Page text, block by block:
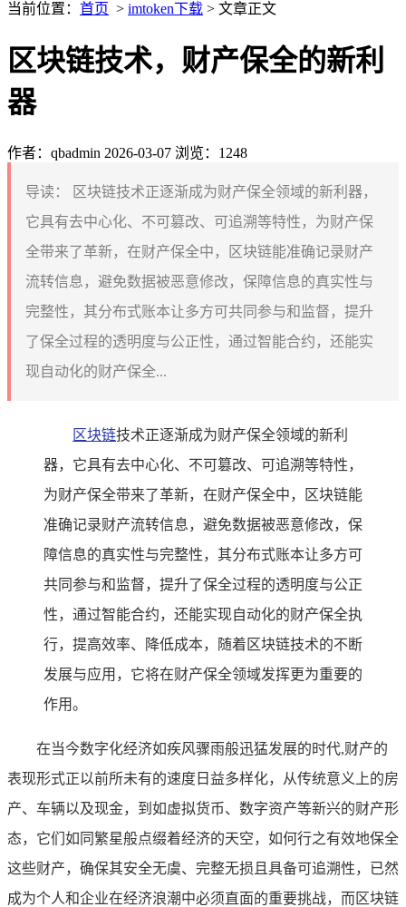
当前位置： 首页 > imtoken下载 > 文章正文
区块链技术，财产保全的新利
器
作者：qbadmin 2026-03-07 浏览：1248
导读：
区块链技术正逐渐成为财产保全领域的新利器，
它具有去中心化、不可篡改、可追溯等特性，为财产保
全带来了革新，在财产保全中，区块链能准确记录财产
流转信息，避免数据被恶意修改，保障信息的真实性与
完整性，其分布式账本让多方可共同参与和监督，提升
了保全过程的透明度与公正性，通过智能合约，还能实
现自动化的财产保全...
区块链技术正逐渐成为财产保全领域的新利
器，它具有去中心化、不可篡改、可追溯等特性，
为财产保全带来了革新，在财产保全中，区块链能
准确记录财产流转信息，避免数据被恶意修改，保
障信息的真实性与完整性，其分布式账本让多方可
共同参与和监督，提升了保全过程的透明度与公正
性，通过智能合约，还能实现自动化的财产保全执
行，提高效率、降低成本，随着区块链技术的不断
发展与应用，它将在财产保全领域发挥更为重要的
作用。
在当今数字化经济如疾风骤雨般迅猛发展的时代,财产的
表现形式正以前所未有的速度日益多样化，从传统意义上的房
产、车辆以及现金，到如虚拟货币、数字资产等新兴的财产形
态，它们如同繁星般点缀着经济的天空，如何行之有效地保全
这些财产，确保其安全无虞、完整无损且具备可追溯性，已然
成为个人和企业在经济浪潮中必须直面的重要挑战，而区块链